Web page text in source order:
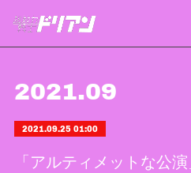
2021.09
2021.09.25 01:00